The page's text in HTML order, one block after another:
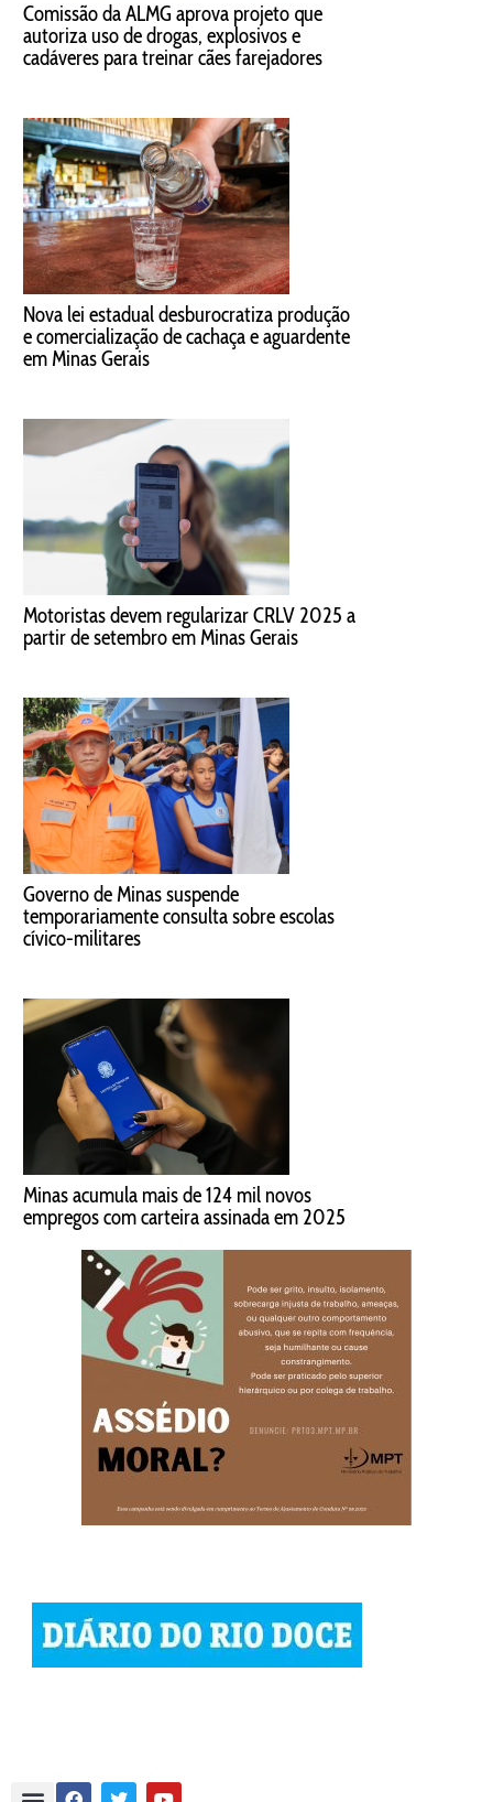
Comissão da ALMG aprova projeto que
autoriza uso de drogas, explosivos e
cadáveres para treinar cães farejadores
Nova lei estadual desburocratiza produção
e comercialização de cachaça e aguardente
em Minas Gerais
Motoristas devem regularizar CRLV 2025 a
partir de setembro em Minas Gerais
Governo de Minas suspende
temporariamente consulta sobre escolas
cívico-militares
Minas acumula mais de 124 mil novos
empregos com carteira assinada em 2025